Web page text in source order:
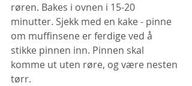
røren. Bakes i ovnen i 15-20
minutter. Sjekk med en kake - pinne
om muffinsene er ferdige ved å
stikke pinnen inn. Pinnen skal
komme ut uten røre, og være nesten
tørr.